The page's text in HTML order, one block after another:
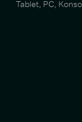
Tablet, PC,